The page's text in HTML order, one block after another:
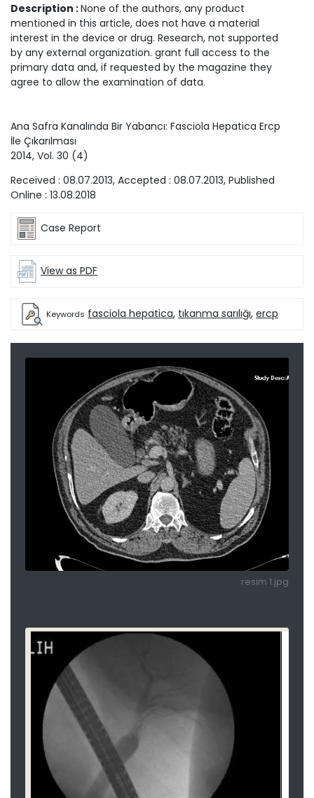
Description :None of the authors, any product
mentioned in this article, does not have a material
interest in the device or drug. Research, not supported
by any external organization. grant full access to the
primary data and, if requested by the magazine they
agree to allow the examination of data.
Ana Safra Kanalında Bir Yabancı: Fasciola Hepatica Ercp
İle Çıkarılması
2014, Vol. 30 (4)
Received : 08.07.2013, Accepted : 08.07.2013, Published
Online : 13.08.2018
Case Report
View as PDF
Keywords fasciola hepatica, tıkanma sarılığı, ercp
resim 1.jpg